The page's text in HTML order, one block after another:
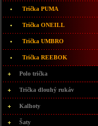
Trička PUMA
Trička ONEILL
Trička UMBRO
Trička REEBOK
Polo trička
Trička dlouhý rukáv
Kalhoty
Šaty